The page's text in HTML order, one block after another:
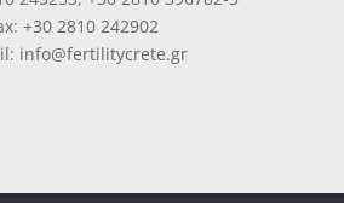
+30 2810 242902
info@fertilitycrete.gr